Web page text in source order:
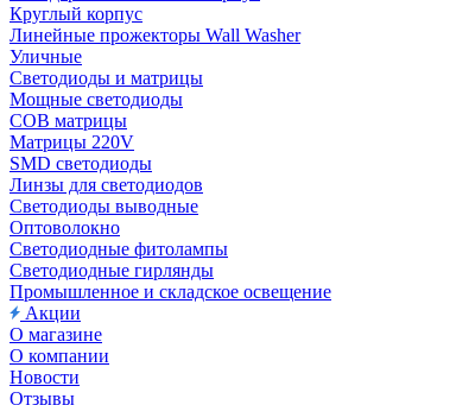
Круглый корпус
Линейные прожекторы Wall Washer
Уличные
Светодиоды и матрицы
Мощные светодиоды
COB матрицы
Матрицы 220V
SMD светодиоды
Линзы для светодиодов
Светодиоды выводные
Оптоволокно
Светодиодные фитолампы
Светодиодные гирлянды
Промышленное и складское освещение
Акции
О магазине
О компании
Новости
Отзывы